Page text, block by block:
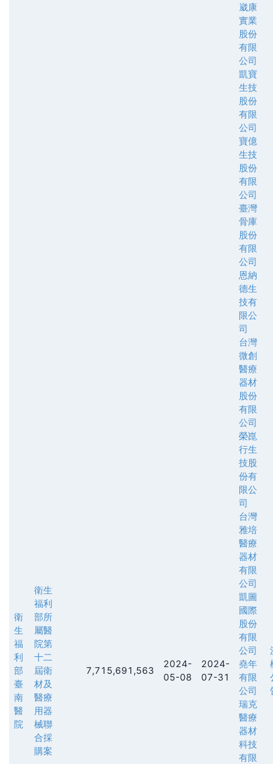
衛
生
福
利
部
臺
南
醫
院
衛生
福利
部所
屬醫
院第
十二
屆衛
材及
醫療
用器
械聯
合採
購案
7,715,691,563
2024-
05-08
2024-
07-31
崴康
實業
股份
有限
公司
凱寶
生技
股份
有限
公司
寶億
生技
股份
有限
公司
臺灣
骨庫
股份
有限
公司
恩納
德生
技有
限公
司
台灣
微創
醫療
器材
股份
有限
公司
榮崑
行生
技股
份有
限公
司
台灣
雅培
醫療
器材
有限
公司
凱圖
國際
股份
有限
公司
堯年
有限
公司
瑞克
醫療
器材
科技
有限